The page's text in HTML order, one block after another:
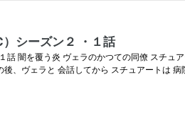
シーズン２ ・１話
話 闇を覆う炎 ヴェラのかつての同僚 スチ
、ヴェラと 会話してから スチュアートは